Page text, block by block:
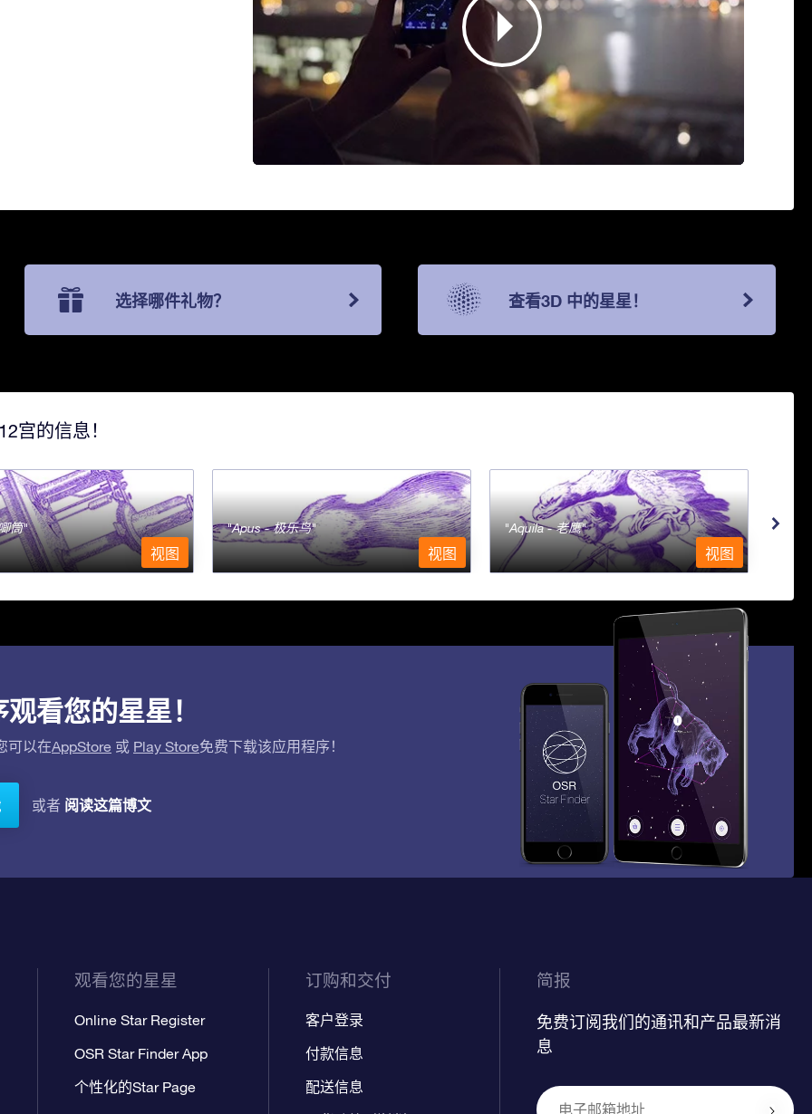
选择哪件礼物？ 查看3D 中的星星！
宫的信息！
筒
视图
Apus - 极乐鸟
视图
Aquila - 老鹰
视图
看您的星星！
可以在AppStore 或 Play Store免费下载该应用程序！
或者 阅读这篇博文
观看您的星星
Online Star Register
OSR Star Finder App
个性化的Star Page
订购和交付
客户登录
付款信息
配送信息
简报
免费订阅我们的通讯和产品最新消
息